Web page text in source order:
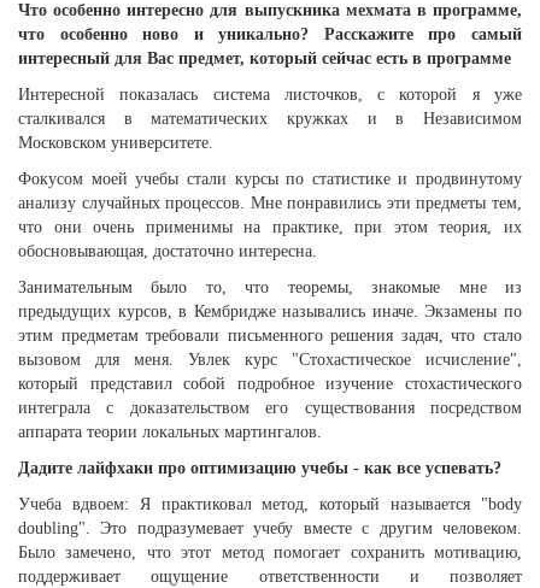
Что особенно интересно для выпускника мехмата в программе,
что особенно ново и уникально? Расскажите про самый
интересный для Вас предмет, который сейчас есть в программе
Интересной показалась система листочков, с которой я уже
сталкивался в математических кружках и в Независимом
Московском университете.
Фокусом моей учебы стали курсы по статистике и продвинутому
анализу случайных процессов. Мне понравились эти предметы тем,
что они очень применимы на практике, при этом теория, их
обосновывающая, достаточно интересна.
Занимательным было то, что теоремы, знакомые мне из
предыдущих курсов, в Кембридже назывались иначе. Экзамены по
этим предметам требовали письменного решения задач, что стало
вызовом для меня. Увлек курс "Стохастическое исчисление",
который представил собой подробное изучение стохастического
интеграла с доказательством его существования посредством
аппарата теории локальных мартингалов.
Дадите лайфхаки про оптимизацию учебы - как все успевать?
Учеба вдвоем: Я практиковал метод, который называется "body
doubling". Это подразумевает учебу вместе с другим человеком.
Было замечено, что этот метод помогает сохранить мотивацию,
поддерживает ощущение ответственности и позволяет